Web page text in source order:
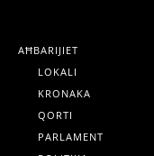
AĦBARIJIET
LOKALI
KRONAKA
QORTI
PARLAMENT